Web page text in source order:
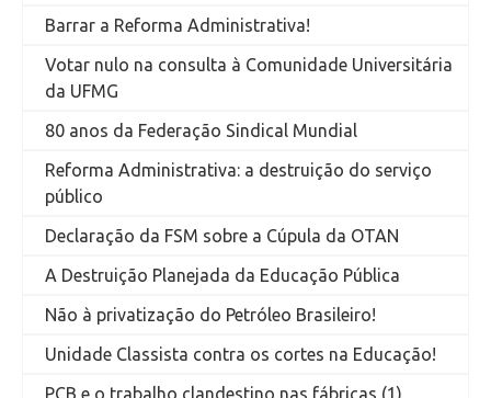
Barrar a Reforma Administrativa!
Votar nulo na consulta à Comunidade Universitária
da UFMG
80 anos da Federação Sindical Mundial
Reforma Administrativa: a destruição do serviço
público
Declaração da FSM sobre a Cúpula da OTAN
A Destruição Planejada da Educação Pública
Não à privatização do Petróleo Brasileiro!
Unidade Classista contra os cortes na Educação!
PCB e o trabalho clandestino nas fábricas (1)